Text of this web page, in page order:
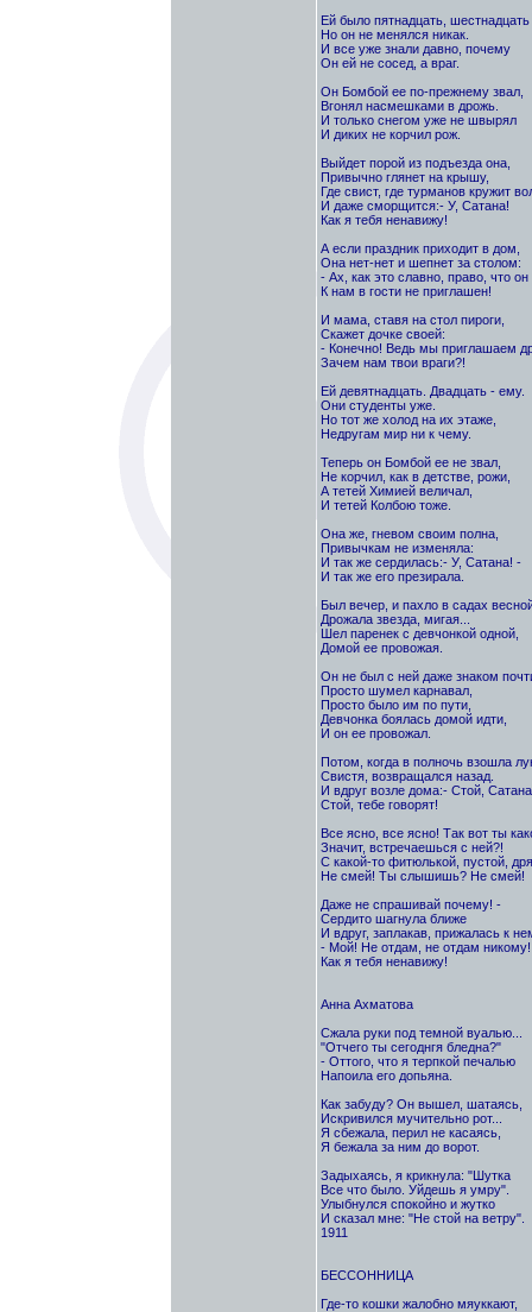
Ей было пятнадцать,
Но он не менялся никак.
И все уже знали давно, почему
Он ей не сосед, а враг.
Он Бомбой ее по-прежнему звал,
Вгонял насмешками в дрожь.
И только снегом уже не швырял
И диких не корчил рож.
Выйдет порой из подъезда она,
Привычно глянет на крышу,
Где свист, где турманов кружит
И даже сморщится:- У, Сатана!
Как я тебя ненавижу!
А если праздник приходит в дом,
Она нет-нет и шепнет за столом:
- Ах, как это славно, право, что он
К нам в гости не приглашен!
И мама, ставя на стол пироги,
Скажет дочке своей:
- Конечно! Ведь мы приглашаем
Зачем нам твои враги?!
Ей девятнадцать. Двадцать - ему.
Они студенты уже.
Но тот же холод на их этаже,
Недругам мир ни к чему.
Теперь он Бомбой ее не звал,
Не корчил, как в детстве, рожи,
А тетей Химией величал,
И тетей Колбою тоже.
Она же, гневом своим полна,
Привычкам не изменяла:
И так же сердилась:- У, Сатана! -
И так же его презирала.
Был вечер, и пахло в садах
Дрожала звезда, мигая...
Шел паренек с девчонкой одной,
Домой ее провожая.
Он не был с ней даже знаком
Просто шумел карнавал,
Просто было им по пути,
Девчонка боялась домой идти,
И он ее провожал.
Потом, когда в полночь взошла
Свистя, возвращался назад.
И вдруг возле дома:- Стой,
Стой, тебе говорят!
Все ясно, все ясно! Так вот ты
Значит, встречаешься с ней?!
С какой-то фитюлькой, пустой,
Не смей! Ты слышишь? Не смей!
Даже не спрашивай почему! -
Сердито шагнула ближе
И вдруг, заплакав, прижалась к
- Мой! Не отдам, не отдам никому!
Как я тебя ненавижу!
Анна Ахматова
Сжала руки под темной вуалью...
"Отчего ты сегоднгя бледна?"
- Оттого, что я терпкой печалью
Напоила его допьяна.
Как забуду? Он вышел, шатаясь,
Искривился мучительно рот...
Я сбежала, перил не касаясь,
Я бежала за ним до ворот.
Задыхаясь, я крикнула: "Шутка
Все что было. Уйдешь я умру".
Улыбнулся спокойно и жутко
И сказал мне: "Не стой на ветру".
1911
БЕССОННИЦА
Где-то кошки жалобно мяуккают,